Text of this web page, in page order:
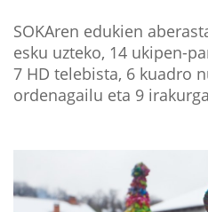
SOKAren edukien
esku uzteko, 14 ukipen-
7 HD telebista, 6 kuadro
ordenagailu eta 9